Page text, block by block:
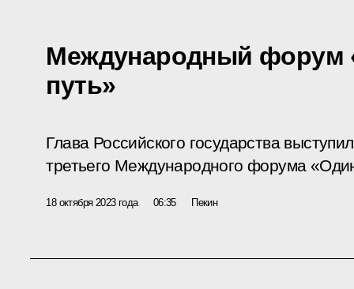
Международный форум
путь»
Глава Российского государства
третьего Международного форума
18 октября 2023 года 06:35 Пекин